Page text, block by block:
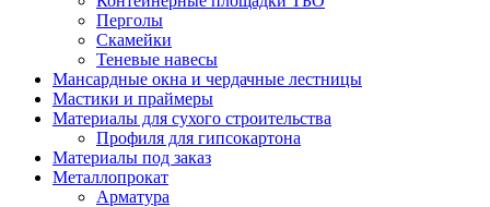
Перголы
Скамейки
Теневые навесы
Мансардные окна и чердачные лестницы
Мастики и праймеры
Материалы для сухого строительства
Профиля для гипсокартона
Материалы под заказ
Металлопрокат
Арматура